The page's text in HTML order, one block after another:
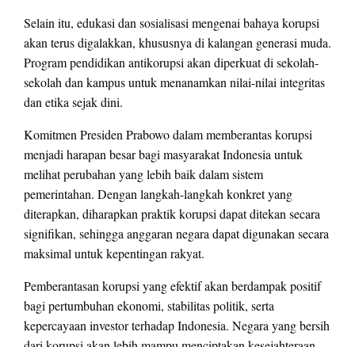
Selain itu, edukasi dan sosialisasi mengenai bahaya korupsi
akan terus digalakkan, khususnya di kalangan generasi muda.
Program pendidikan antikorupsi akan diperkuat di sekolah-
sekolah dan kampus untuk menanamkan nilai-nilai integritas
dan etika sejak dini.
Komitmen Presiden Prabowo dalam memberantas korupsi
menjadi harapan besar bagi masyarakat Indonesia untuk
melihat perubahan yang lebih baik dalam sistem
pemerintahan. Dengan langkah-langkah konkret yang
diterapkan, diharapkan praktik korupsi dapat ditekan secara
signifikan, sehingga anggaran negara dapat digunakan secara
maksimal untuk kepentingan rakyat.
Pemberantasan korupsi yang efektif akan berdampak positif
bagi pertumbuhan ekonomi, stabilitas politik, serta
kepercayaan investor terhadap Indonesia. Negara yang bersih